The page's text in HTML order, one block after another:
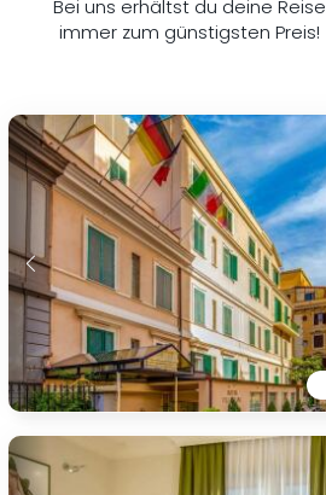
Bei uns erhältst du deine Reise
immer zum günstigsten Preis!